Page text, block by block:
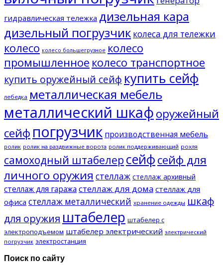
гидравлическая тележка дизельная кара
дизельный погрузчик колеса для тележки
колесо колесо большегрузное колесо
промышленное колесо транспортное
купить оружейный сейф купить сейф
лебедка металлическая мебель
металлический шкафоружейный
сейф погрузчик производственная мебель
ролик ролик на раздвижные ворота ролик поддерживающий рохля
самоходный штабелер сейфсейф для
личного оружия стеллаж стеллаж архивный
стеллаж для гаража стеллаж для дома стеллаж для
офиса стеллаж металлический хранение одежды шкаф
для оружия штабелер штабелер с
электроподъемом штабелер электрический электрический
погрузчик электростанция
Поиск по сайту